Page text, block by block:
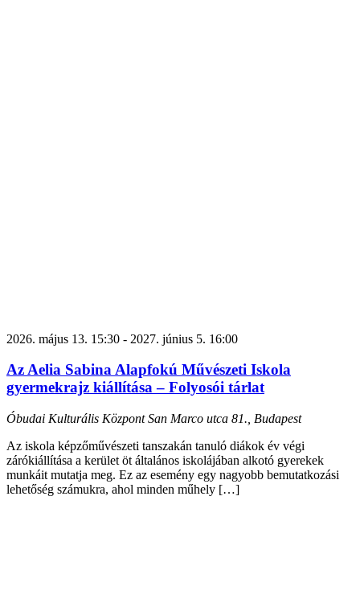
2026. május 13. 15:30 - 2027. június 5. 16:00
Az Aelia Sabina Alapfokú Művészeti Iskola
gyermekrajz kiállítása – Folyosói tárlat
Óbudai Kulturális KözpontSan Marco utca 81., Budapest
Az iskola képzőművészeti tanszakán tanuló diákok év végi
zárókiállítása a kerület öt általános iskolájában alkotó gyerekek
munkáit mutatja meg. Ez az esemény egy nagyobb bemutatkozási
lehetőség számukra, ahol minden műhely […]